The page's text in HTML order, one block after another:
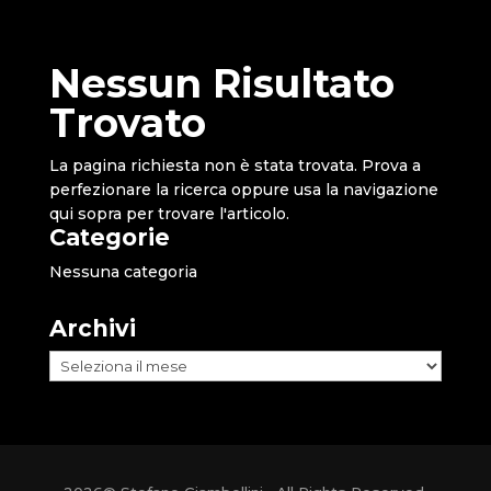
Nessun Risultato
Trovato
La pagina richiesta non è stata trovata. Prova a
perfezionare la ricerca oppure usa la navigazione
qui sopra per trovare l'articolo.
Categorie
Nessuna categoria
Archivi
Archivi